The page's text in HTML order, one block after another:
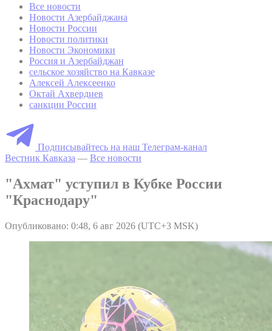
Все новости
Новости Азербайджана
Новости России
Новости политики
Новости Экономики
Россия и Азербайджан
сельское хозяйство на Кавказе
Алексей Алексеенко
Октай Ахвердиев
санкции России
Подписывайтесь на наш Телеграм-канал
Вестник Кавказа — Все новости
"Ахмат" уступил в Кубке России
"Краснодару"
Опубликовано: 0:48, 6 авг 2026 (UTC+3 MSK)